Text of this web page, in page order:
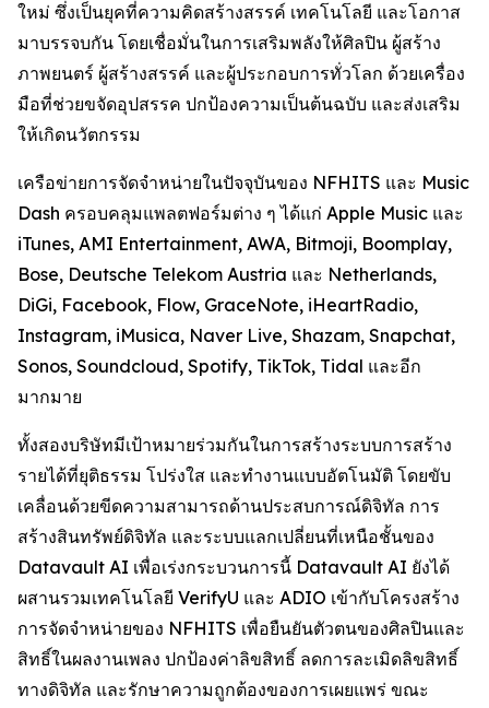
ใหม่ ซึ่งเป็นยุคที่ความคิดสร้างสรรค์ เทคโนโลยี และโอกาส
มาบรรจบกัน โดยเชื่อมั่นในการเสริมพลังให้ศิลปิน ผู้สร้าง
ภาพยนตร์ ผู้สร้างสรรค์ และผู้ประกอบการทั่วโลก ด้วยเครื่อง
มือที่ช่วยขจัดอุปสรรค ปกป้องความเป็นต้นฉบับ และส่งเสริม
ให้เกิดนวัตกรรม
เครือข่ายการจัดจำหน่ายในปัจจุบันของ NFHITS และ Music
Dash ครอบคลุมแพลตฟอร์มต่าง ๆ ได้แก่ Apple Music และ
iTunes, AMI Entertainment, AWA, Bitmoji, Boomplay,
Bose, Deutsche Telekom Austria และ Netherlands,
DiGi, Facebook, Flow, GraceNote, iHeartRadio,
Instagram, iMusica, Naver Live, Shazam, Snapchat,
Sonos, Soundcloud, Spotify, TikTok, Tidal และอีก
มากมาย
ทั้งสองบริษัทมีเป้าหมายร่วมกันในการสร้างระบบการสร้าง
รายได้ที่ยุติธรรม โปร่งใส และทำงานแบบอัตโนมัติ โดยขับ
เคลื่อนด้วยขีดความสามารถด้านประสบการณ์ดิจิทัล การ
สร้างสินทรัพย์ดิจิทัล และระบบแลกเปลี่ยนที่เหนือชั้นของ
Datavault AI เพื่อเร่งกระบวนการนี้ Datavault AI ยังได้
ผสานรวมเทคโนโลยี VerifyU และ ADIO เข้ากับโครงสร้าง
การจัดจำหน่ายของ NFHITS เพื่อยืนยันตัวตนของศิลปินและ
สิทธิ์ในผลงานเพลง ปกป้องค่าลิขสิทธิ์ ลดการละเมิดลิขสิทธิ์
ทางดิจิทัล และรักษาความถูกต้องของการเผยแพร่ ขณะ